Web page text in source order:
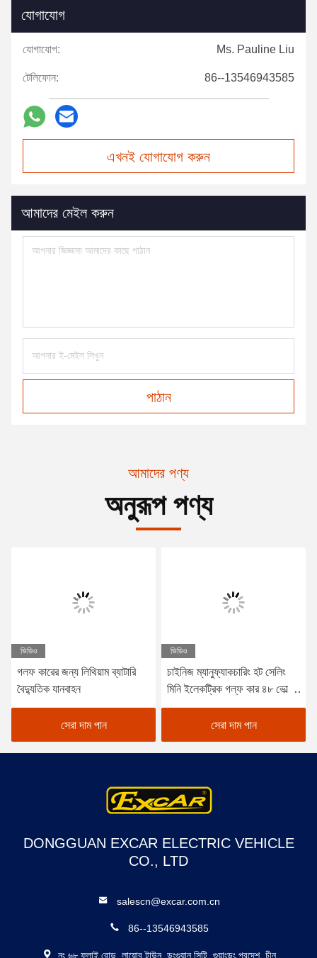
যোগাযোগ
যোগাযোগ: Ms. Pauline Liu
টেলিফোন: 86--13546943585
এখনই যোগাযোগ করুন
আমাদের মেইল করুন
পাঠান
আমাদের পণ্য
অনুরূপ পণ্য
ভিডিও
গলফ কারের জন্য লিথিয়াম ব্যাটারি
বৈদ্যুতিক যানবাহন
সেরা দাম পান
ভিডিও
চাইনিজ ম্যানুফ্যাকচারিং হট সেলিং
মিনি ইলেকট্রিক গল্ফ কার ৪৮ ভোল্ট
লিথিয়াম ব্যাটারি ২+২ সিট
সেরা দাম পান
DONGGUAN EXCAR ELECTRIC VEHICLE
CO., LTD
salescn@excar.com.cn
86--13546943585
নং ৬৮ ফুলাই রোড, লায়োবু টাউন, ডংগুয়ান সিটি, গুয়াংডং প্রদেশ, চীন